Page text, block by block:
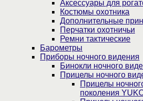
Аксессуары для
Костюмы охотника
Дополнительные
Перчатки охотничьи
Ремни тактические
Барометры
Приборы ночного видения
Бинокли ночного
Прицелы ночного
Прицелы
поколения